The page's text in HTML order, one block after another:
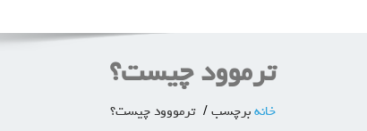
ترموود چیست؟
خانه برچسب ترمووود چیست؟